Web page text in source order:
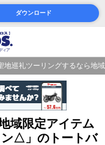
ダウンロード
地巡礼ツーリングするなら地
域限定アイテム
ン△」のトートバ